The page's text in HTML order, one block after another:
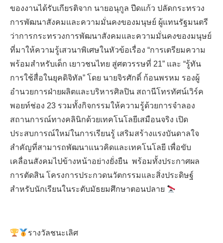
for:
ของงานได้รับเกียรติจาก นายอนุกูล ปีดแก้ว ปลัดกระทรวง
การพัฒนาสังคมและความมั่นคงของมนุษย์ ผู้แทนรัฐมนตรี
ว่าการกระทรวงการพัฒนาสังคมและความมั่นคงของมนุษย์
ที่มาให้ความรู้เสวนาพิเศษในหัวข้อเรื่อง “การเตรียมความ
พร้อมสำหรับเด็ก เยาวชนไทย สู่ศตวรรษที่ 21” และ “รู้ทัน
การใช้สื่อในยุคดิจิทัล” โดย นายจิรศักดิ์ ก้อนพรหม รองผู้
อำนวยการฝ่ายผลิตและบริหารศิลปิน สถานีโทรทัศน์เวิร์ค
พอยท์ช่อง 23 รวมทั้งกิจกรรมให้ความรู้ด้วยการจำลอง
สถานการณ์ทางคลินิกด้วยเทคโนโลยีเสมือนจริง เปิด
ประสบการณ์ใหม่ในการเรียนรู้ เสริมสร้างแรงบันดาลใจ
สำคัญที่สามารถพัฒนาแนวคิดและเทคโนโลยี เพื่อขับ
เคลื่อนสังคมไปข้างหน้าอย่างยั่งยืน พร้อมทั้งประกาศผล
การตัดสิน โครงการประกวดนวัตกรรมและสิ่งประดิษฐ์
สำหรับนักเรียนในระดับมัธยมศึกษาตอนปลาย
รางวัลชนะเลิศ